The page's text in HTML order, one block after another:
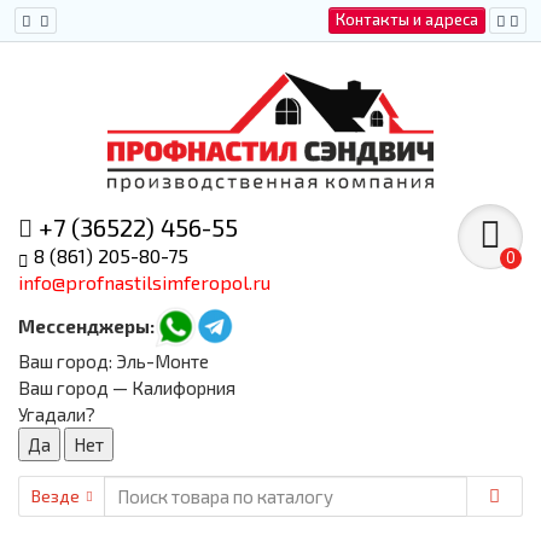
Контакты и адреса
+7 (36522) 456-55
8 (861) 205-80-75
info@profnastilsimferopol.ru
Мессенджеры:
0
Ваш город: Эль-Монте
Ваш город — Калифорния
Угадали?
Везде